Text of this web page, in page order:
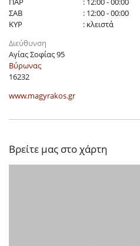
ΣΑΒ
: 12:00 - 00:00
ΚΥΡ
: κλειστά
Διεύθυνση
Αγίας Σοφίας 95
Βύρωνας
16232
www.magyrakos.gr
Βρείτε μας στο χάρτη